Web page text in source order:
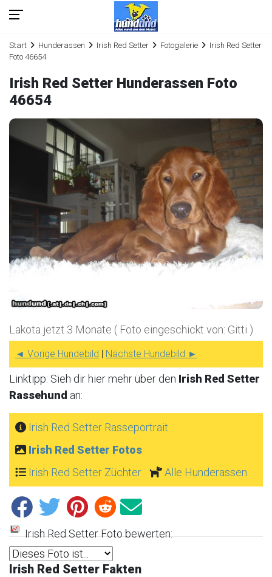
Start Hunderassen Irish Red Setter Fotogalerie
Irish Red Setter
Foto 46654
Irish Red Setter Hunderassen Foto
46654
Lakota jetzt 3 Monate ( Foto eingeschickt von: Gitti )
◄ Vorige Hundebild | Nächste Hundebild ►
Linktipp: Sieh dir hier mehr über den Irish Red Setter
Rassehund an:
Irish Red Setter Rasseportrait
Irish Red Setter Fotos
Irish Red Setter Züchter
Alle Hunderassen
Irish Red Setter Foto bewerten:
Irish Red Setter Fakten